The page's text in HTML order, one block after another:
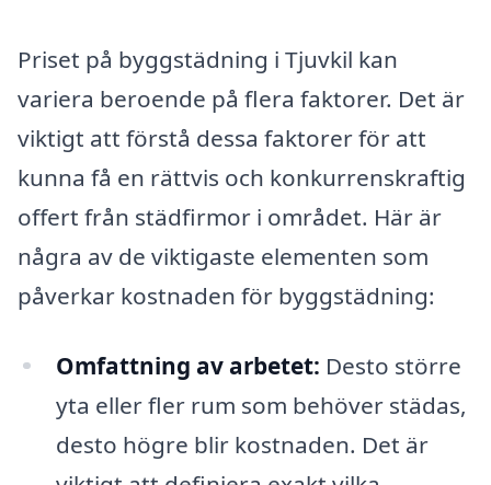
Priset på byggstädning i Tjuvkil kan
variera beroende på flera faktorer. Det är
viktigt att förstå dessa faktorer för att
kunna få en rättvis och konkurrenskraftig
offert från städfirmor i området. Här är
några av de viktigaste elementen som
påverkar kostnaden för byggstädning:
Omfattning av arbetet: Desto större
yta eller fler rum som behöver städas,
desto högre blir kostnaden. Det är